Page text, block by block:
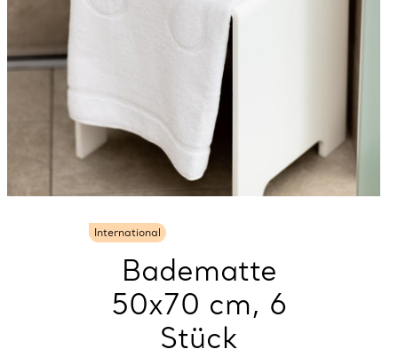
International
Badematte
50x70 cm, 6
Stück